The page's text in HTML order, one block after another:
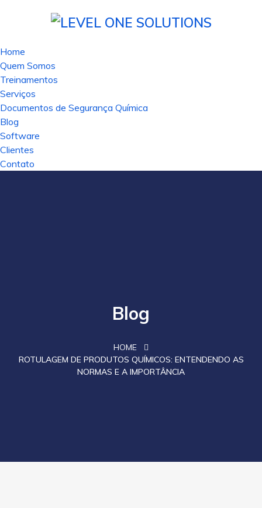
Home
Quem Somos
Treinamentos
Serviços
Documentos de Segurança Química
Blog
Software
Clientes
Contato
Blog
HOME
ROTULAGEM DE PRODUTOS QUÍMICOS: ENTENDENDO AS
NORMAS E A IMPORTÂNCIA